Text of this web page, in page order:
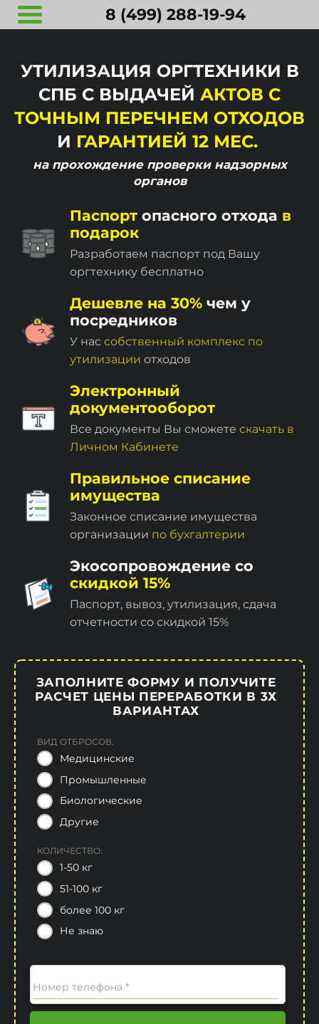
8 (499) 288-19-94
УТИЛИЗАЦИЯ ОРГТЕХНИКИ В
СПБ С ВЫДАЧЕЙ АКТОВ С
ТОЧНЫМ ПЕРЕЧНЕМ ОТХОДОВ
И ГАРАНТИЕЙ 12 МЕС.
на прохождение проверки надзорных
органов
Паспорт опасного отхода в
подарок
Разработаем паспорт под Вашу
оргтехнику бесплатно
Дешевле на 30% чем у
посредников
У нас собственный комплекc по
утилизации отходов
Электронный
документооборот
Все документы Вы сможете скачать в
Личном Кабинете
Правильное списание
имущества
Законное списание имущества
организации по бухгалтерии
Экосопровождение со
скидкой 15%
Паспорт, вывоз, утилизация, сдача
отчетности со скидкой 15%
ЗАПОЛНИТЕ ФОРМУ И ПОЛУЧИТЕ
РАСЧЕТ ЦЕНЫ ПЕРЕРАБОТКИ В 3Х
ВАРИАНТАХ
ВИД ОТБРОСОВ:
Медицинские
Промышленные
Биологические
Другие
КОЛИЧЕСТВО:
1-50 кг
51-100 кг
более 100 кг
Не знаю
Номер телефона *